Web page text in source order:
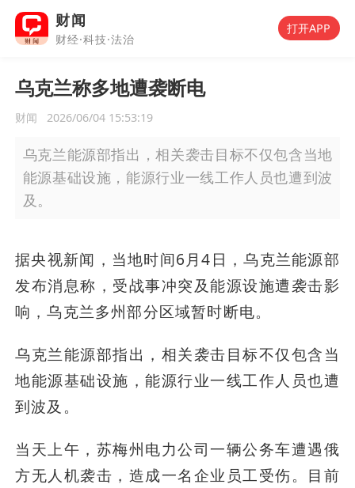
财闻
财经·科技·法治
打开APP
乌克兰称多地遭袭断电
财闻 2026/06/04 15:53:19
乌克兰能源部指出，相关袭击目标不仅包含当地
能源基础设施，能源行业一线工作人员也遭到波
及。
据央视新闻，当地时间6月4日，乌克兰能源部
发布消息称，受战事冲突及能源设施遭袭击影
响，乌克兰多州部分区域暂时断电。
乌克兰能源部指出，相关袭击目标不仅包含当
地能源基础设施，能源行业一线工作人员也遭
到波及。
当天上午，苏梅州电力公司一辆公务车遭遇俄
方无人机袭击，造成一名企业员工受伤。目前